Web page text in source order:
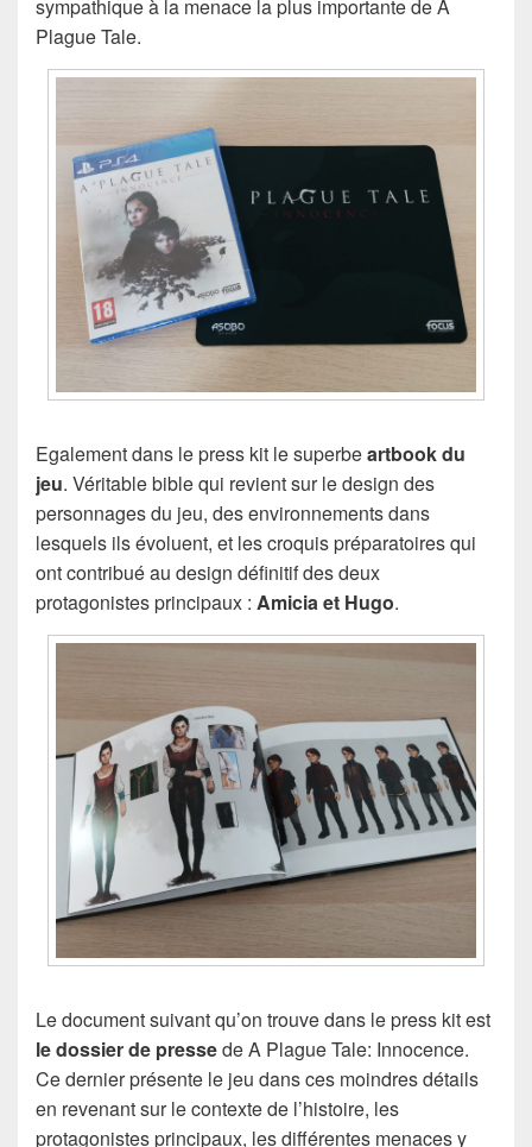
sympathique à la menace la plus importante de A
Plague Tale.
Egalement dans le press kit le superbeartbook du
jeu. Véritable bible qui revient sur le design des
personnages du jeu, des environnements dans
lesquels ils évoluent, et les croquis préparatoires qui
ont contribué au design définitif des deux
protagonistes principaux : Amicia et Hugo.
Le document suivant qu’on trouve dans le press kit est
le dossier de pressede A Plague Tale: Innocence.
Ce dernier présente le jeu dans ces moindres détails
en revenant sur le contexte de l’histoire, les
protagonistes principaux, les différentes menaces y